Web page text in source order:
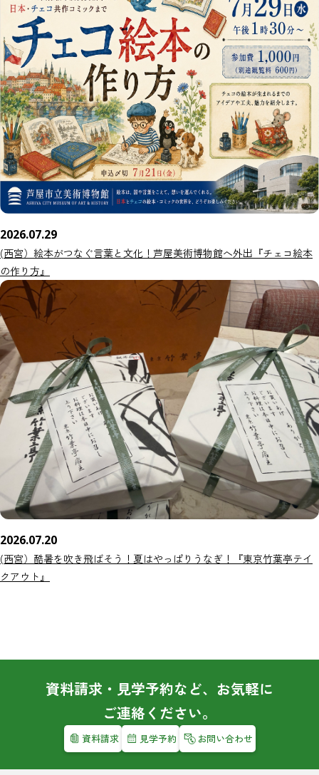
2026.07.29
(西宮）絵本がつなぐ言葉と文化！芦屋美術博物館へ外出『チェコ絵本
の作り方』
2026.07.20
(西宮）酷暑を吹き飛ばそう！夏はやっぱりうなぎ！『東京竹葉亭テイ
クアウト』
資料請求・見学予約など、お気軽に
ご連絡ください。
資料請求 見学予約 お問い合わせ